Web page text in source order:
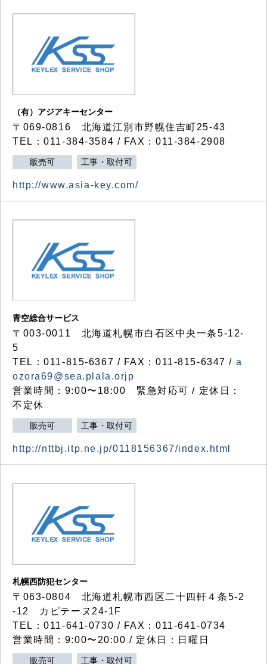
（有）アジアキーセンター
〒069-0816 北海道江別市野幌住吉町25-43
TEL：011-384-3584 / FAX：011-384-2908
販売可 工事・取付可
http://www.asia-key.com/
青空総合サービス
〒003-0011 北海道札幌市白石区中央一条5-12-
5
TEL：011-815-6367 / FAX：011-815-6347 / a
ozora69@sea.plala.orjp
営業時間：9:00〜18:00 緊急対応可 / 定休日：
不定休
販売可 工事・取付可
http://nttbj.itp.ne.jp/0118156367/index.html
札幌西防犯センター
〒063-0804 北海道札幌市西区二十四軒４条5-2
-12 カピテーヌ24-1F
TEL：011-641-0730 / FAX：011-641-0734
営業時間：9:00〜20:00 / 定休日：日曜日
販売可 工事・取付可